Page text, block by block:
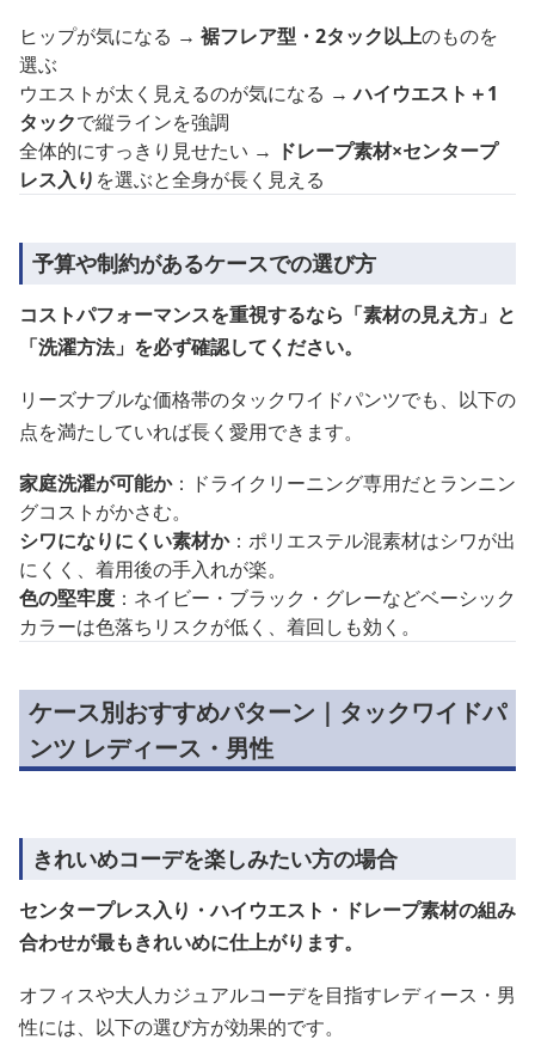
ヒップが気になる → 裾フレア型・2タック以上のものを
選ぶ
ウエストが太く見えるのが気になる →ハイウエスト＋1
タックで縦ラインを強調
全体的にすっきり見せたい → ドレープ素材×センタープ
レス入り を選ぶと全身が長く見える
予算や制約があるケースでの選び方
コストパフォーマンスを重視するなら「素材の見え方」と
「洗濯方法」を必ず確認してください。
リーズナブルな価格帯のタックワイドパンツでも、以下の
点を満たしていれば長く愛用できます。
家庭洗濯が可能か：ドライクリーニング専用だとランニン
グコストがかさむ。
シワになりにくい素材か：ポリエステル混素材はシワが出
にくく、着用後の手入れが楽。
色の堅牢度 ：ネイビー・ブラック・グレーなどベーシック
カラーは色落ちリスクが低く、着回しも効く。
ケース別おすすめパターン｜タックワイドパ
ンツ レディース・男性
きれいめコーデを楽しみたい方の場合
センタープレス入り・ハイウエスト・ドレープ素材の組み
合わせが最もきれいめに仕上がります。
オフィスや大人カジュアルコーデを目指すレディース・男
性には、以下の選び方が効果的です。